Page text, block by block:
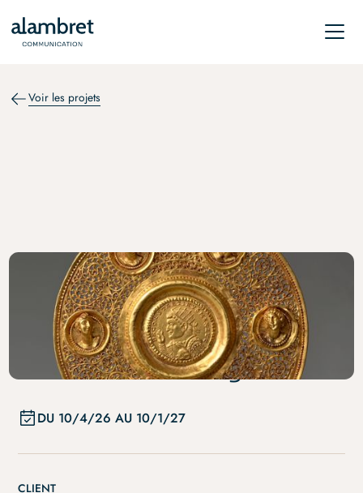
Voir les projets
RELATIONS DE PRESSE
L’art romain du Louvre.
Un monde d’images.
DU 10/4/26 AU 10/1/27
CLIENT